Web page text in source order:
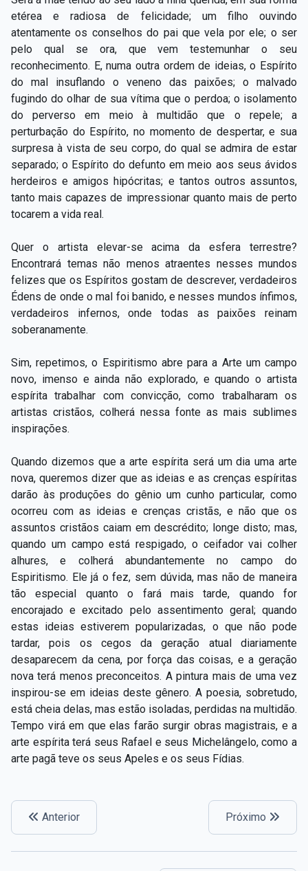
etérea e radiosa de felicidade; um filho ouvindo
atentamente os conselhos do pai que vela por ele; o ser
pelo qual se ora, que vem testemunhar o seu
reconhecimento. E, numa outra ordem de ideias, o Espírito
do mal insuflando o veneno das paixões; o malvado
fugindo do olhar de sua vítima que o perdoa; o isolamento
do perverso em meio à multidão que o repele; a
perturbação do Espírito, no momento de despertar, e sua
surpresa à vista de seu corpo, do qual se admira de estar
separado; o Espírito do defunto em meio aos seus ávidos
herdeiros e amigos hipócritas; e tantos outros assuntos,
tanto mais capazes de impressionar quanto mais de perto
tocarem a vida real.
Quer o artista elevar-se acima da esfera terrestre?
Encontrará temas não menos atraentes nesses mundos
felizes que os Espíritos gostam de descrever, verdadeiros
Édens de onde o mal foi banido, e nesses mundos ínfimos,
verdadeiros infernos, onde todas as paixões reinam
soberanamente.
Sim, repetimos, o Espiritismo abre para a Arte um campo
novo, imenso e ainda não explorado, e quando o artista
espírita trabalhar com convicção, como trabalharam os
artistas cristãos, colherá nessa fonte as mais sublimes
inspirações.
Quando dizemos que a arte espírita será um dia uma arte
nova, queremos dizer que as ideias e as crenças espíritas
darão às produções do gênio um cunho particular, como
ocorreu com as ideias e crenças cristãs, e não que os
assuntos cristãos caiam em descrédito; longe disto; mas,
quando um campo está respigado, o ceifador vai colher
alhures, e colherá abundantemente no campo do
Espiritismo. Ele já o fez, sem dúvida, mas não de maneira
tão especial quanto o fará mais tarde, quando for
encorajado e excitado pelo assentimento geral; quando
estas ideias estiverem popularizadas, o que não pode
tardar, pois os cegos da geração atual diariamente
desaparecem da cena, por força das coisas, e a geração
nova terá menos preconceitos. A pintura mais de uma vez
inspirou-se em ideias deste gênero. A poesia, sobretudo,
está cheia delas, mas estão isoladas, perdidas na multidão.
Tempo virá em que elas farão surgir obras magistrais, e a
arte espírita terá seus Rafael e seus Michelângelo, como a
arte pagã teve os seus Apeles e os seus Fídias.
Anterior Próximo